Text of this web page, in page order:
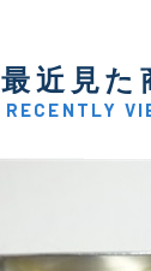
最近見た
RECENTLY